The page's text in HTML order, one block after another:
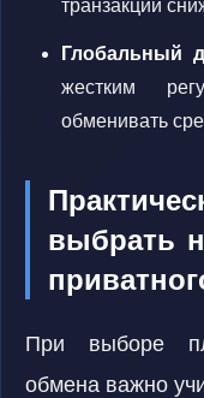
транзакций
Глобальный
жестким
обменивать
выбрать
При выборе
обмена важно